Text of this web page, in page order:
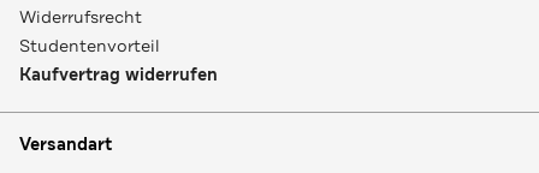
Widerrufsrecht
Studentenvorteil
Kaufvertrag widerrufen
Versandart